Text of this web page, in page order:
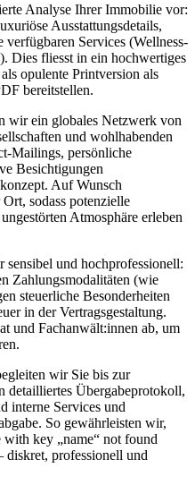
Analyse Ihrer Immobilie vor:
Ausstattungsdetails,
Services (Wellness-
Dies fliesst in ein hochwertiges
opulente Printversion als
bereitstellen.
wir ein globales Netzwerk von
und wohlhabenden
Mailings, persönliche
Besichtigungen
Auf Wunsch
sodass potenzielle
Atmosphäre erleben
und hochprofessionell:
Zahlungsmodalitäten (wie
steuerliche Besonderheiten
in der Vertragsgestaltung.
und Fachanwält:innen ab, um
wir Sie bis zur
detailliertes Übergabeprotokoll,
interne Services und
So gewährleisten wir,
key „name“ not found
diskret, professionell und